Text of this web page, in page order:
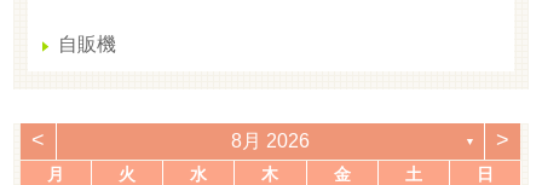
自販機
< 8月 2026 ▼ >
月 火 水 木 金 土 日